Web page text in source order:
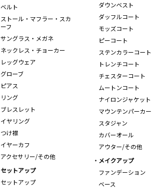
ダウンベスト
ダッフルコート
モッズコート
ピーコート
ステンカラーコート
トレンチコート
チェスターコート
ムートンコート
ナイロンジャケット
マウンテンパーカー
スタジャン
カバーオール
アウター/その他
ベルト
ストール・マフラー・スカ
ーフ
サングラス・メガネ
ネックレス・チョーカー
レッグウェア
グローブ
ピアス
リング
ブレスレット
イヤリング
つけ襟
イヤーカフ
アクセサリー/その他
メイクアップ
ファンデーション
ベース
セットアップ
セットアップ